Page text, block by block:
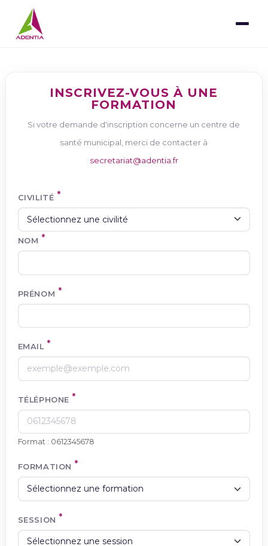
INSCRIVEZ-VOUS À UNE
FORMATION
Si votre demande d'inscription concerne un centre de
santé municipal, merci de contacter à
secretariat@adentia.fr
CIVILITÉ
NOM
PRÉNOM
EMAIL
TÉLÉPHONE
Format : 0612345678
FORMATION
SESSION